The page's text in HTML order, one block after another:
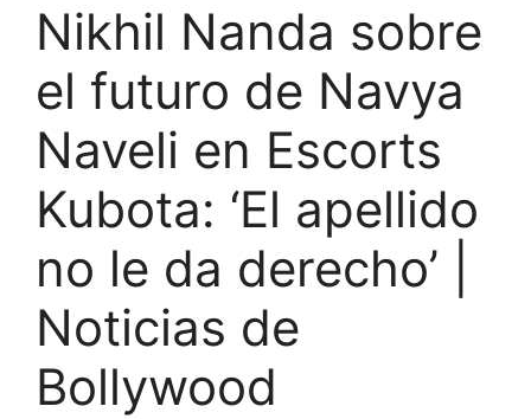
Nikhil Nanda sobre
el futuro de Navya
Naveli en Escorts
Kubota: ‘El apellido
no le da derecho’ |
Noticias de
Bollywood